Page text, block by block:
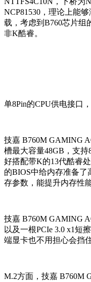
NCP81530，理论上能
载，考虑到B760芯片组
非K酷睿。
单8Pin的CPU供电接口
技嘉 B760M GAMING
槽最大容量48GB，支持
好搭配带K的13代酷睿
的BIOS中给内存准备了
存参数，能提升内存性能
技嘉 B760M GAMING
以及一根PCIe 3.0 x1短
端显卡也不用担心会挡
M.2方面，技嘉 B760M